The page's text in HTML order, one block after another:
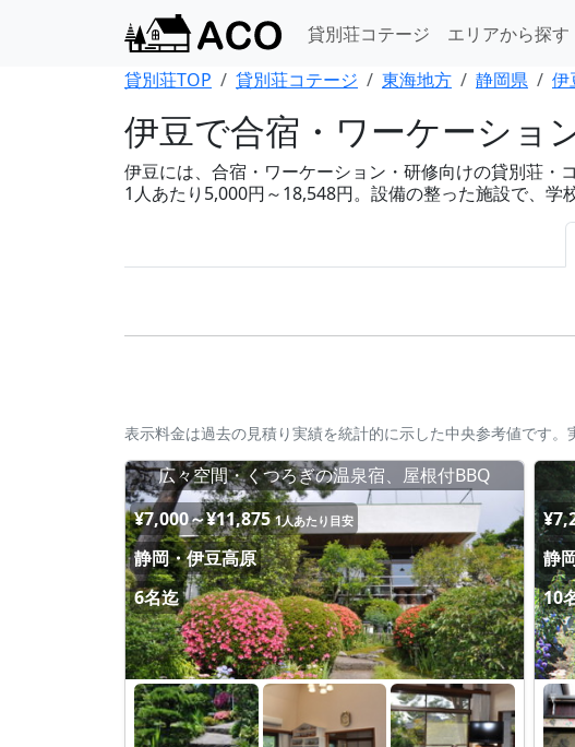
貸別荘コテージ エリアから探す
貸別荘TOP
貸別荘コテージ 東海地方 静岡県 伊
伊豆で合宿・ワーケーショ
伊豆には、合宿・ワーケーション・研修向けの貸別荘・
1人あたり5,000円～18,548円。設備の整った施設で、学
表示料金は過去の見積り実績を統計的に示した中央参考値です。
広々空間・くつろぎの温泉宿、屋根付BBQ
¥7,000～¥11,875 1人あたり目安
静岡・伊豆高原
6名迄
静
10